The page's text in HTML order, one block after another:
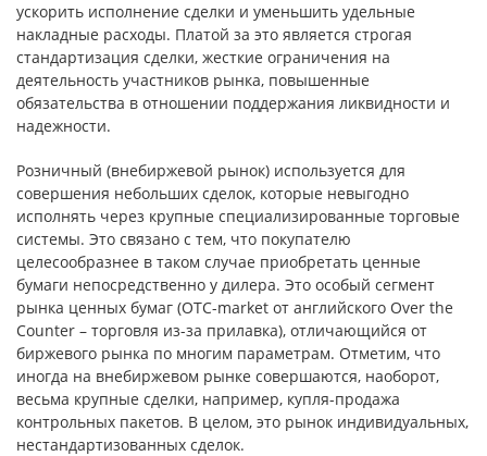
ускорить исполнение сделки и уменьшить удельные
накладные расходы. Платой за это является строгая
стандартизация сделки, жесткие ограничения на
деятельность участников рынка, повышенные
обязательства в отношении поддержания ликвидности и
надежности.
Розничный (внебиржевой рынок) используется для
совершения небольших сделок, которые невыгодно
исполнять через крупные специализированные торговые
системы. Это связано с тем, что покупателю
целесообразнее в таком случае приобретать ценные
бумаги непосредственно у дилера. Это особый сегмент
рынка ценных бумаг (ОТС-market от английского Over the
Counter – торговля из-за прилавка), отличающийся от
биржевого рынка по многим параметрам. Отметим, что
иногда на внебиржевом рынке совершаются, наоборот,
весьма крупные сделки, например, купля-продажа
контрольных пакетов. В целом, это рынок индивидуальных,
нестандартизованных сделок.